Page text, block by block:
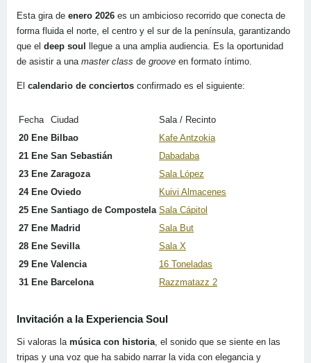
Esta gira de enero 2026 es un ambicioso recorrido que conecta de
forma fluida el norte, el centro y el sur de la península, garantizando
que el deep soul
llegue a una amplia audiencia. Es la oportunidad
de asistir a una master class de groove en formato íntimo.
El calendario de conciertos confirmado es el siguiente:
Fecha Ciudad
Sala / Recinto
20 Ene Bilbao
Kafe Antzokia
21 Ene San Sebastián
Dabadaba
23 Ene Zaragoza
Sala López
24 Ene Oviedo
Kuivi Almacenes
25 Ene Santiago de Compostela Sala Cápitol
27 Ene Madrid
Sala But
28 Ene Sevilla
Sala X
29 Ene Valencia
16 Toneladas
31 Ene Barcelona Razzmatazz 2
Invitación a la Experiencia Soul
Si valoras la música con historia, el sonido que se siente en las
tripas y una voz que ha sabido narrar la vida con elegancia y